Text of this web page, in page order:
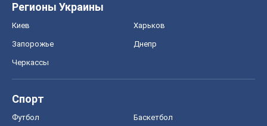
Регионы Украины
Киев Харьков
Запорожье Днепр
Черкассы
Спорт
Футбол Баскетбол